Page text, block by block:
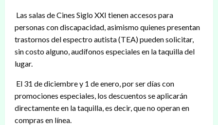
Las salas de Cines Siglo XXI tienen accesos para
personas con discapacidad, asimismo quienes presentan
trastornos del espectro autista (TEA) pueden solicitar,
sin costo alguno, audífonos especiales en la taquilla del
lugar.
El 31 de diciembre y 1 de enero, por ser días con
promociones especiales, los descuentos se aplicarán
directamente en la taquilla, es decir, que no operan en
compras en línea.